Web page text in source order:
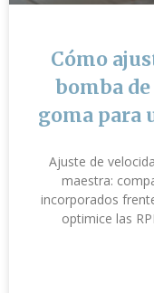
Cómo
bomba
goma para
Ajuste de
maestra:
incorporados
optimice las